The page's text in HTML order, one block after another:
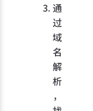
通
过
域
名
解
析
，